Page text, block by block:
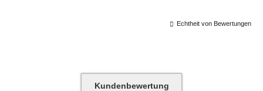
Echtheit von Bewertungen
Kundenbewertung